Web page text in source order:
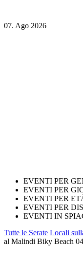
07. Ago 2026
EVENTI PER
EVENTI PER
EVENTI PER
EVENTI PER
EVENTI IN
Tutte le Serate Locali
al Malindi Biky Beach